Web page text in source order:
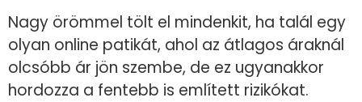
Nagy örömmel tölt el mindenkit, ha talál egy
olyan online patikát, ahol az átlagos áraknál
olcsóbb ár jön szembe, de ez ugyanakkor
hordozza a fentebb is említett rizikókat.